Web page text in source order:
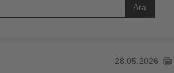
Ara
28.05.2026